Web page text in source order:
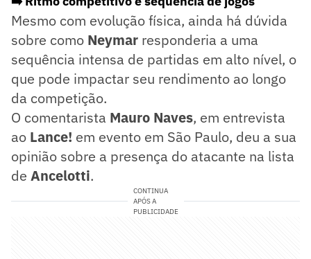
Mesmo com evolução física, ainda há dúvida
sobre como Neymar responderia a uma
sequência intensa de partidas em alto nível, o
que pode impactar seu rendimento ao longo
da competição.
O comentarista Mauro Naves, em entrevista
ao Lance! em evento em São Paulo, deu a sua
opinião sobre a presença do atacante na lista
de Ancelotti.
CONTINUA
APÓS A
PUBLICIDADE